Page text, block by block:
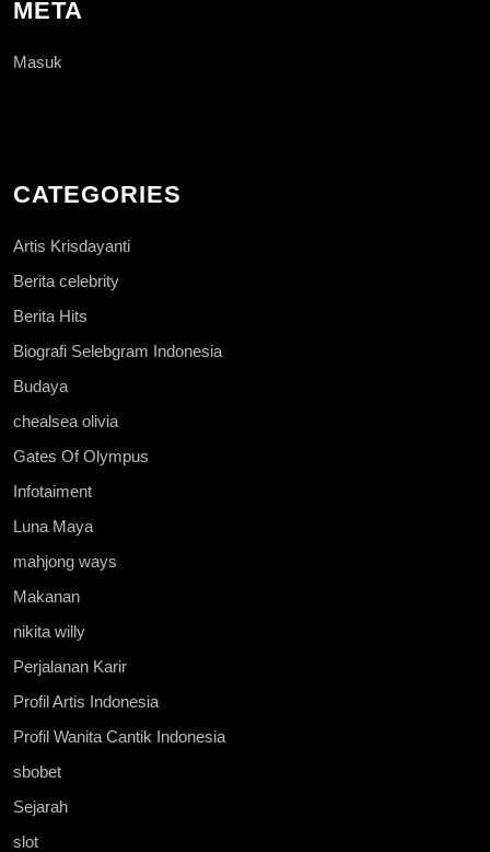
META
Masuk
CATEGORIES
Artis Krisdayanti
Berita celebrity
Berita Hits
Biografi Selebgram Indonesia
Budaya
chealsea olivia
Gates Of Olympus
Infotaiment
Luna Maya
mahjong ways
Makanan
nikita willy
Perjalanan Karir
Profil Artis Indonesia
Profil Wanita Cantik Indonesia
sbobet
Sejarah
slot